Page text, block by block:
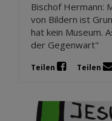
Bischof Hermann:
von Bildern ist
hat kein Museum.
der Gegenwart"
Teilen Teilen